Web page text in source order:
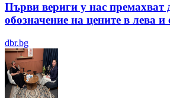
Първи вериги у нас премахват
обозначение на цените в лева и
dbr.bg